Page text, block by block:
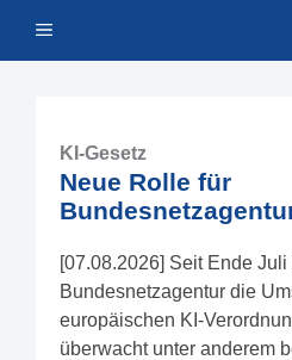
Inhalt Menü
KI-Gesetz
Neue Rolle für
[07.08.2026] Seit Ende
Bundesnetzagentur die
europäischen KI-
überwacht unter anderem